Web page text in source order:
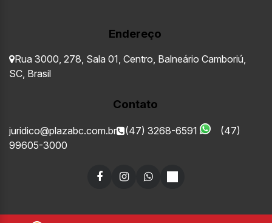
Endereço
Rua 3000 278 Sala 01 Centro Balneário Camboriú
SC Brasil
Contato
juridico@plazabc.com.br (47) 3268-6591
(47)
99605-3000